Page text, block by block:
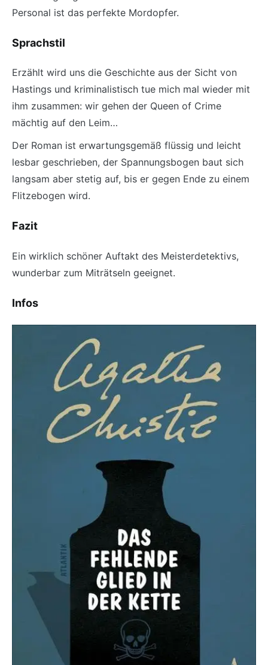
Personal ist das perfekte Mordopfer.
Sprachstil
Erzählt wird uns die Geschichte aus der Sicht von
Hastings und kriminalistisch tue mich mal wieder mit
ihm zusammen: wir gehen der Queen of Crime
mächtig auf den Leim…
Der Roman ist erwartungsgemäß flüssig und leicht
lesbar geschrieben, der Spannungsbogen baut sich
langsam aber stetig auf, bis er gegen Ende zu einem
Flitzebogen wird.
Fazit
Ein wirklich schöner Auftakt des Meisterdetektivs,
wunderbar zum Miträtseln geeignet.
Infos